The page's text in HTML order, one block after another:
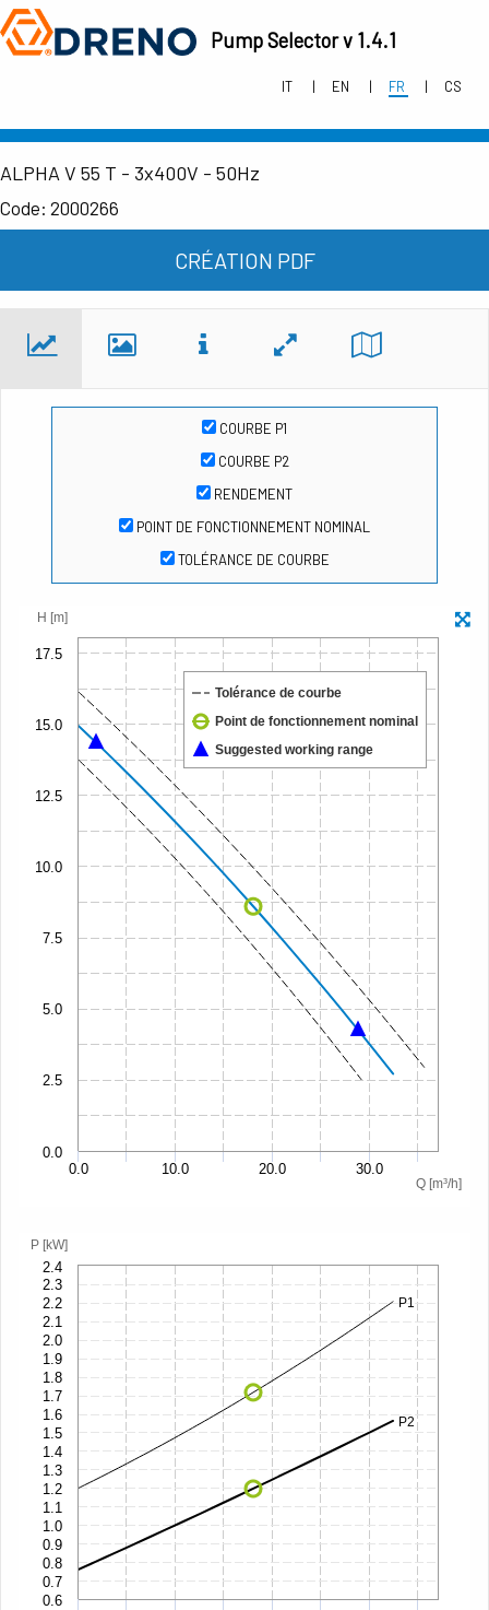
Pump Selector v 1.4.1
IT EN FR CS
ALPHA V 55 T - 3x400V - 50Hz
Code: 2000266
CRÉATION PDF
COURBE P1
COURBE P2
RENDEMENT
POINT DE FONCTIONNEMENT NOMINAL
TOLÉRANCE DE COURBE
Q [m³/h]
H [m]
Tolérance de courbe
Point de fonctionnement nominal
Suggested working range
0.0 10.0 20.0 30.0
0.0
2.5
5.0
7.5
10.0
12.5
15.0
17.5
P [kW]
P1
P2
0.6
0.7
0.8
0.9
1.0
1.1
1.2
1.3
1.4
1.5
1.6
1.7
1.8
1.9
2.0
2.1
2.2
2.3
2.4